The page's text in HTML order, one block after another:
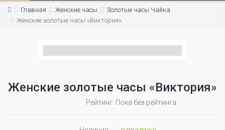
Главная Женские часы
Золотые часы Чайка
Женские золотые часы «Виктория»
Женские золотые часы «Виктория»
Рейтинг: Пока без рейтинга